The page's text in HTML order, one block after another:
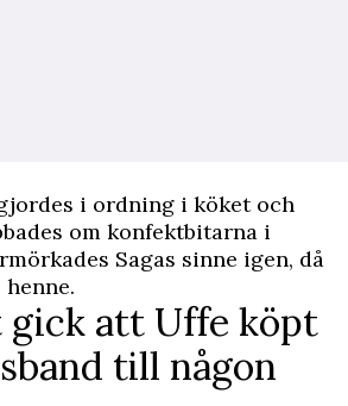
i ordning i köket och
om konfektbitarna i
Sagas sinne igen, då
gick att Uffe köpt
till någon